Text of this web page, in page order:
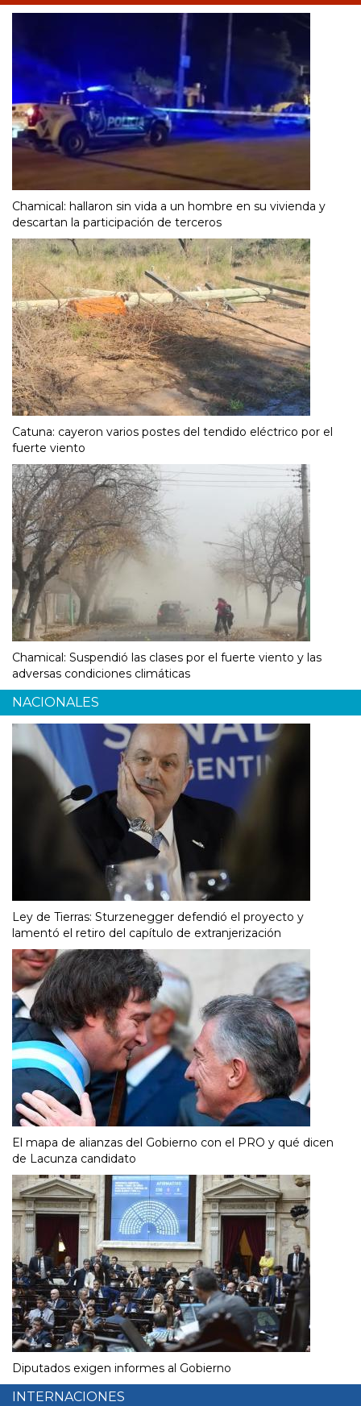
Chamical: hallaron sin vida a un hombre en su vivienda y
descartan la participación de terceros
Catuna: cayeron varios postes del tendido eléctrico por el
fuerte viento
Chamical: Suspendió las clases por el fuerte viento y las
adversas condiciones climáticas
NACIONALES
Ley de Tierras: Sturzenegger defendió el proyecto y
lamentó el retiro del capítulo de extranjerización
El mapa de alianzas del Gobierno con el PRO y qué dicen
de Lacunza candidato
Diputados exigen informes al Gobierno
INTERNACIONES